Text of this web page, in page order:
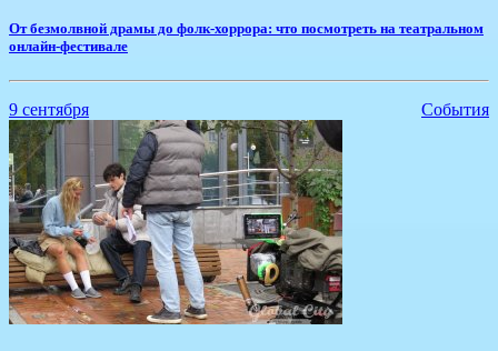
​От безмолвной драмы до фолк-хоррора: что посмотреть на театральном
онлайн-фестивале
9 сентября События